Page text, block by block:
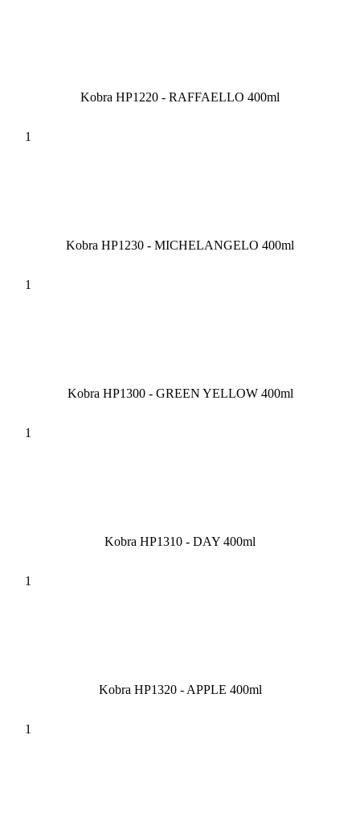
Kobra HP1220 - RAFFAELLO 400ml
Kobra HP1230 - MICHELANGELO 400ml
Kobra HP1300 - GREEN YELLOW 400ml
Kobra HP1310 - DAY 400ml
Kobra HP1320 - APPLE 400ml